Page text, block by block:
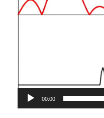
00:00